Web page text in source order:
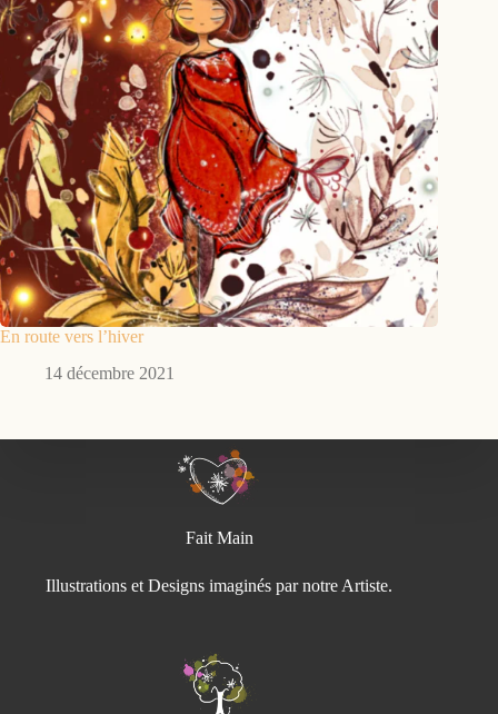
En route vers l’hiver
14 décembre 2021
Fait Main
Illustrations et Designs imaginés par notre Artiste.